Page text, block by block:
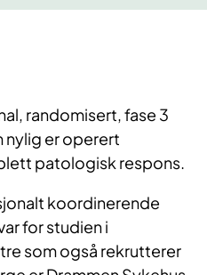
randomisert, fase 3
nylig er operert
patologisk respons.
koordinerende
for studien i
som også rekrutterer